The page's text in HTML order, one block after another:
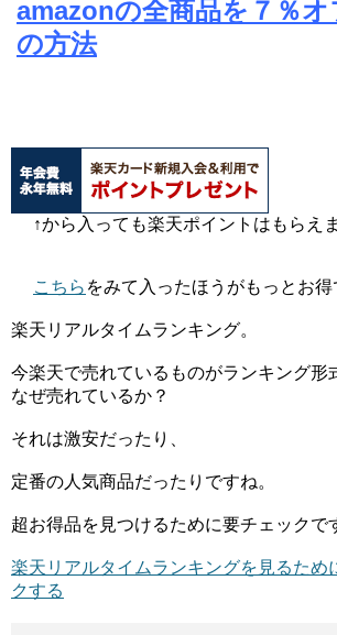
amazonの全商品を７％
の方法
↑から入っても楽天ポイントはもらえま
こちら をみて入ったほうがもっとお得
楽天リアルタイムランキング。
今楽天で売れているものがランキング形
なぜ売れているか？
それは激安だったり、
定番の人気商品だったりですね。
超お得品を見つけるために要チェックで
楽天リアルタイムランキングを見るため
クする